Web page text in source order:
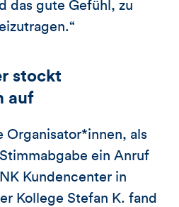
das gute Gefühl, zu
stockt
auf
Organisator*innen, als
ein Anruf
Kundencenter in
Kollege Stefan K. fand